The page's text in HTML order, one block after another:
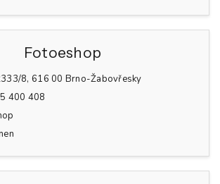
Fotoeshop
8, 616 00 Brno-Žabovřesky
400 408